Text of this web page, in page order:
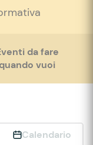
da fare
quando vuoi
Calendario